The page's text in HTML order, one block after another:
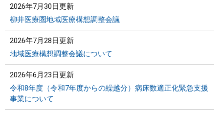
2026年7月30日更新
柳井医療圏地域医療構想調整会議
2026年7月28日更新
地域医療構想調整会議について
2026年6月23日更新
令和8年度（令和7年度からの繰越分）病床数適正化緊急支援
事業について